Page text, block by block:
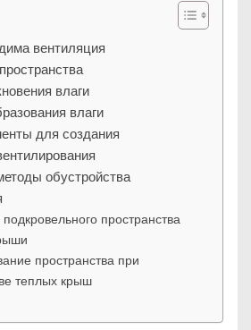
вентиляция
влаги
влаги
для создания
обустройства
пространства
пространства при
теплых крыш